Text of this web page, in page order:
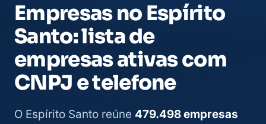
Empresas no Espírito
Santo: lista de
empresas ativas com
CNPJ e telefone
O Espírito Santo reúne 479.498 empresas